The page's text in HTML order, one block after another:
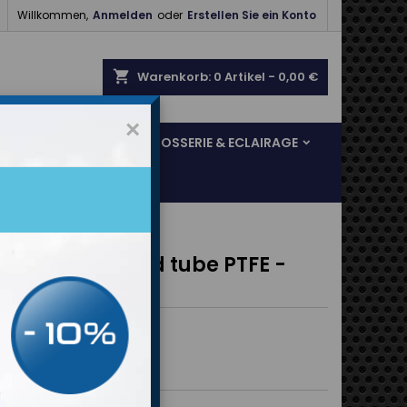
Willkommen, Anmelden oder Erstellen Sie ein Konto
shopping_cart Warenkorb: 0 Artikel - 0,00 €
& FREINAGE CARROSSERIE & ECLAIRAGE
laiton raccord tube PTFE -
×